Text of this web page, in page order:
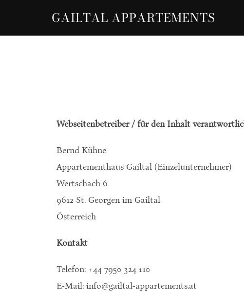
GAILTAL APPARTEMENTS
Webseitenbetreiber / für den Inhalt
Bernd Kühne
Appartementhaus Gailtal (Einzelunternehmer)
Wertschach 6
9612 St. Georgen im Gailtal
Österreich
Kontakt
Telefon: +44 7950 324 110
E-Mail: info@gailtal-appartements.at